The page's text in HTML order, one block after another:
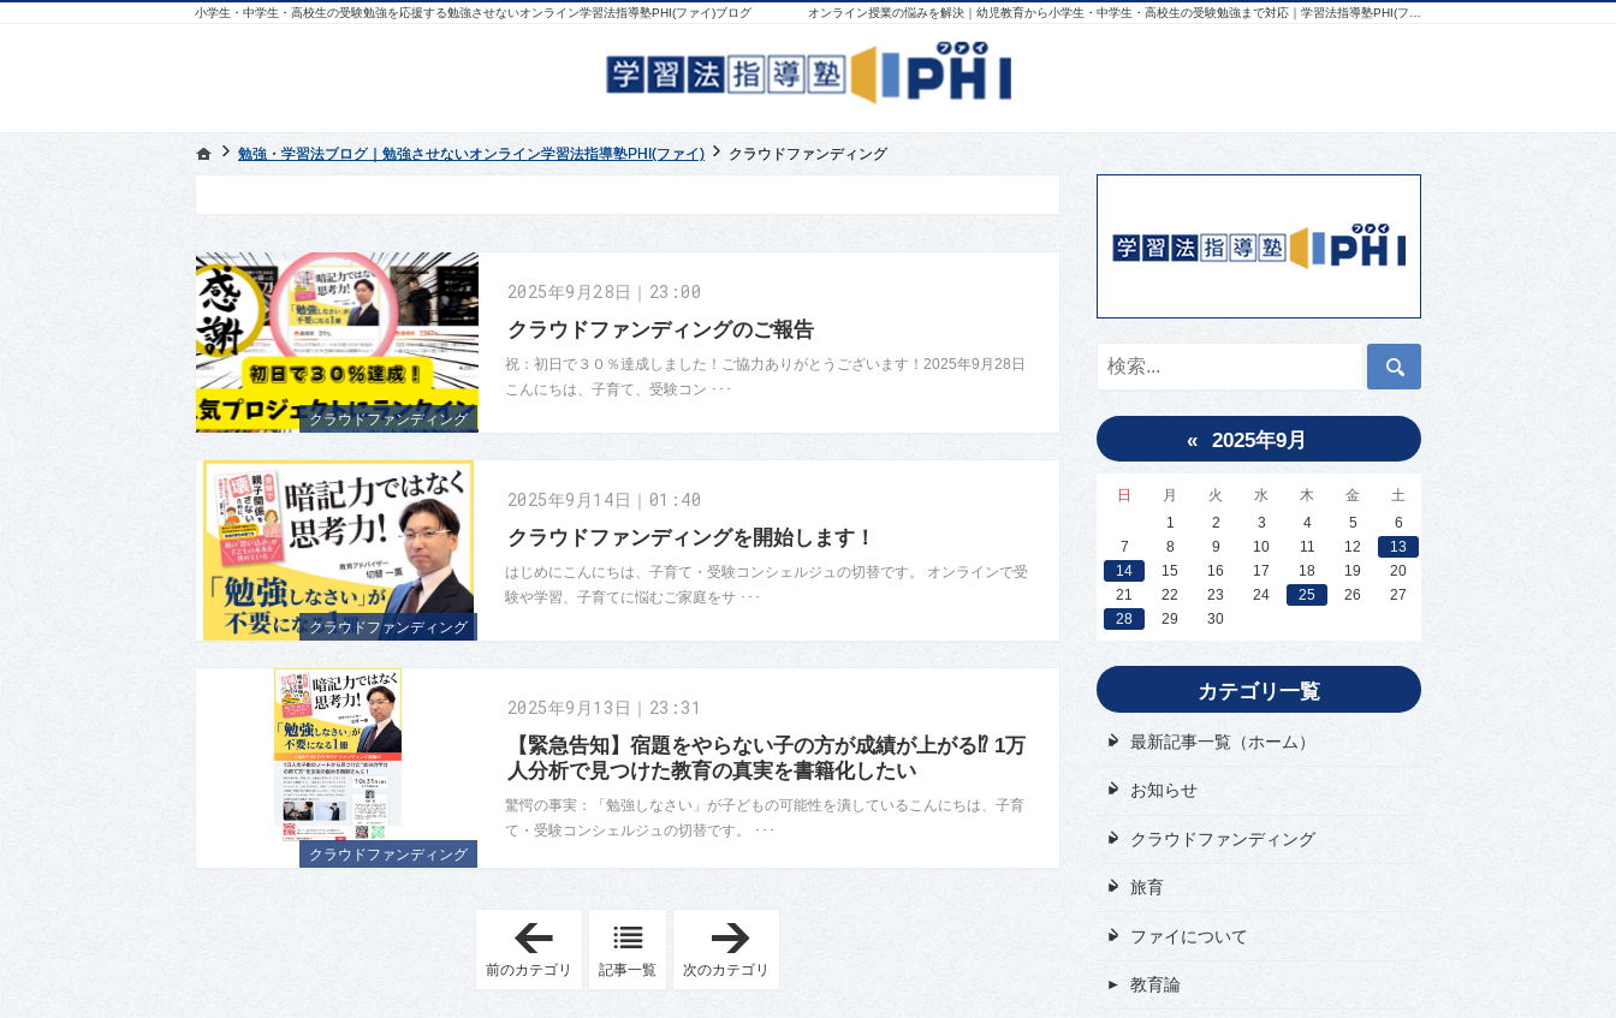
ホーム
勉強・学習法ブログ｜勉強させないオンライン学習法指導塾PHI(ファイ) クラウドファンディング
小学生・中学生・高校生の受験勉強を応援する勉強させないオンライン学習法指導塾PHI(ファイ)ブログ
クラウドファンディング
2025年9月28日｜23:00
クラウドファンディングのご報告
祝：初日で３０％達成しました！ご協力ありがとうございます！2025年9月28日
こんにちは、子育て、受験コン ･･･
クラウドファンディング
2025年9月14日｜01:40
クラウドファンディングを開始します！
はじめにこんにちは、子育て・受験コンシェルジュの切替です。 オンラインで受
験や学習、子育てに悩むご家庭をサ ･･･
クラウドファンディング
2025年9月13日｜23:31
【緊急告知】宿題をやらない子の方が成績が上がる⁉️ 1万
人分析で見つけた教育の真実を書籍化したい
驚愕の事実：「勉強しなさい」が子どもの可能性を潰しているこんにちは、子育
て・受験コンシェルジュの切替です。 ･･･
前のカテゴリ 記事一覧 次のカテゴリ
« 2025年9月
日 月 火 水 木 金
土
1
2 3 4 5
6
7
8 9 10 11 12
13
14
15 16 17 18 19
20
21
22 23 24 25 26
27
28
29 30
カテゴリ一覧
最新記事一覧（ホーム）
お知らせ
クラウドファンディング
旅育
ファイについて
教育論
ホーム
勉強・学習法ブログ｜勉強させないオンライン学習法指導塾PHI(ファイ) クラウドファンディング